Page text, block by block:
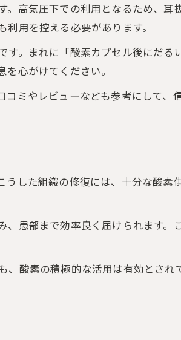
プセル利用法
セルはどう効く？
イミングと頻度
使う際のポイント
活用のコツ
復促進効果とは
酸素カプセルの利点
プセルが役立つ理由
っくり腰対策
用時の注意事項
高気圧下での利用となるため、耳
用を控える必要があります。
。まれに「酸素カプセル後にだる
心がけてください。
ミやレビューなども参考にして、
した組織の修復には、十分な酸素
患部まで効率良く届けられます。
酸素の積極的な活用は有効とされ